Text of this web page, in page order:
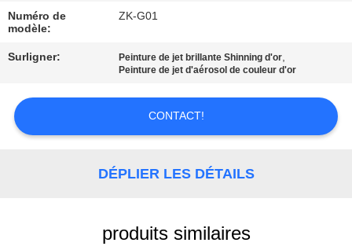
CONTACTEZ-
NOUS
DEMANDEZ
UNE
CITATION
Numéro de
modèle:
ZK-G01
Surligner: Peinture de jet brillante Shinning d'or,
Peinture de jet d'aérosol de couleur d'or
CONTACT!
DÉPLIER LES DÉTAILS
produits similaires